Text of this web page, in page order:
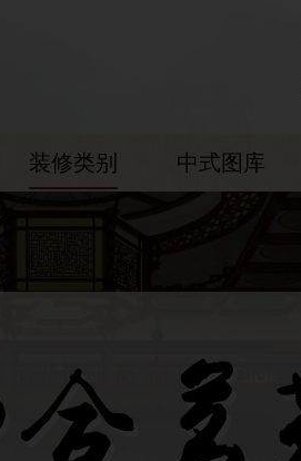
装修类别 中式图库